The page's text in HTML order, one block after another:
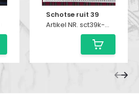
Schotse ruit 39
Artikel NR. sct39k-680424